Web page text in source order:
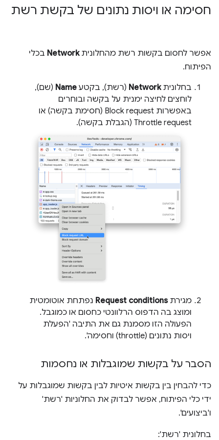
חסימה או ויסות נתונים של בקשת רשת
אפשר לחסום בקשות רשת מהחלוניתNetwork בכלי
הפיתוח.
בחלוניתNetwork (רשת), בקטע Name (שם),
לוחצים לחיצה ימנית על בקשה ובוחרים
באפשרות Block request (חסימת בקשה) או
Throttle request (הגבלת בקשה).
מגירתRequest conditions נפתחת אוטומטית
ומוצג בה הדפוס הרלוונטי כחסום או כמוגבל.
הפעולה הזו מסמנת גם את התיבה 'הפעלת
ויסות נתונים (throttle) וחסימה'.
הסבר על בקשות שמוגבלות או נחסמות
כדי להבחין בין בקשות איטיות לבין בקשות שמוגבלות על
ידי כלי הפיתוח, אפשר לבדוק את החלוניות 'רשת'
ו'ביצועים'.
בחלונית 'רשת':